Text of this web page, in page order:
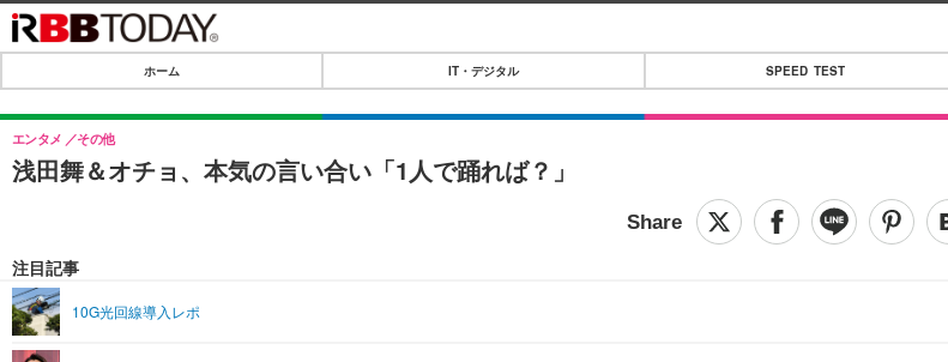
IT・デジタル
IT・デジタルTOP
SPEED TEST
ライフ
リリース一覧
ホーム IT・デジタル SPEED TEST
浅田舞＆オチョ、本気の言い合い「1人で踊れば？」
エンタメ その他
注目記事
10G光回線導入レポ